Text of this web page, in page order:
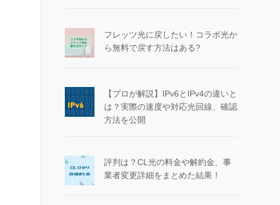
フレッツ光に戻したい！コラボ光か
ら無料で戻す方法はある?
【プロが解説】IPv6とIPv4の違いと
は？実際の速度や対応光回線、確認
方法を公開
評判は？CL光の料金や解約金、事
業者変更詳細をまとめた結果！